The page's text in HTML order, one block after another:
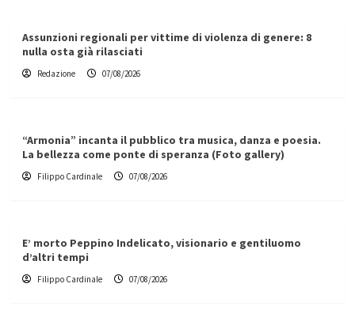
Assunzioni regionali per vittime di violenza di genere: 8
nulla osta già rilasciati
Redazione 07/08/2026
“Armonia” incanta il pubblico tra musica, danza e poesia.
La bellezza come ponte di speranza (Foto gallery)
Filippo Cardinale 07/08/2026
E’ morto Peppino Indelicato, visionario e gentiluomo
d’altri tempi
Filippo Cardinale 07/08/2026